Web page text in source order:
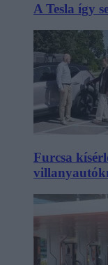
A Tesla így
Furcsa